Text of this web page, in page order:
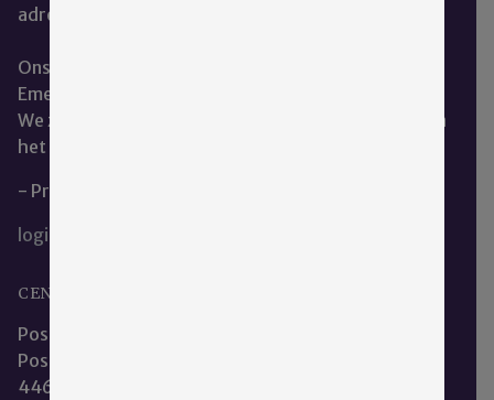
adres:
Ons kantoor is te vinden op de hoofdlocatie van
Emergis te Kloetinge.
We zitten naast de dienst geestelijke verzorging aan
het restaurant.
- Privacy en Cookieverklaring
login
CENTRALE CLIËNTENRAAD EMERGIS
Postadres:
Postbus 253
4460 AR Goes